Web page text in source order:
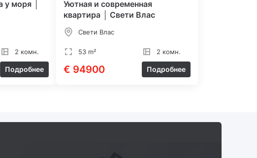
у моря │
2 комн.
Подробнее
Уютная и современная
квартира │ Свети Влас
Свети Влас
53 m² 2 комн.
€ 94900 Подробнее